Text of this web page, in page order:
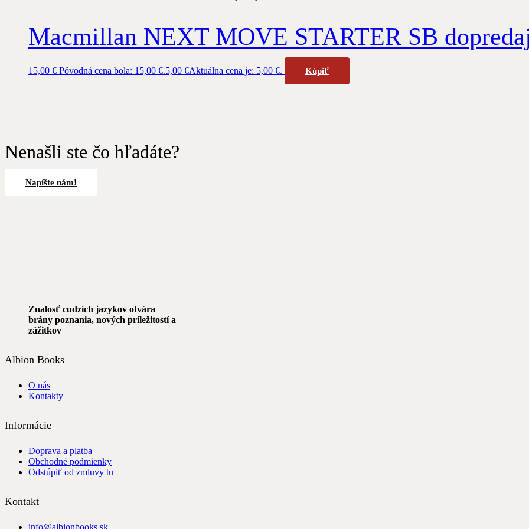
Macmillan NEXT MOVE STARTER SB
15,00€ Pôvodná cena bola: 15,00 €.5,00 €Aktuálna cena je: 5,00 €. Kúpiť
Nenašli ste čo hľadáte?
Napíšte nám!
Znalosť cudzích jazykov otvára
brány poznania, nových príležitostí a
zážitkov
Albion Books
O nás
Kontakty
Informácie
Doprava a platba
Obchodné podmienky
Odstúpiť od zmluvy tu
Kontakt